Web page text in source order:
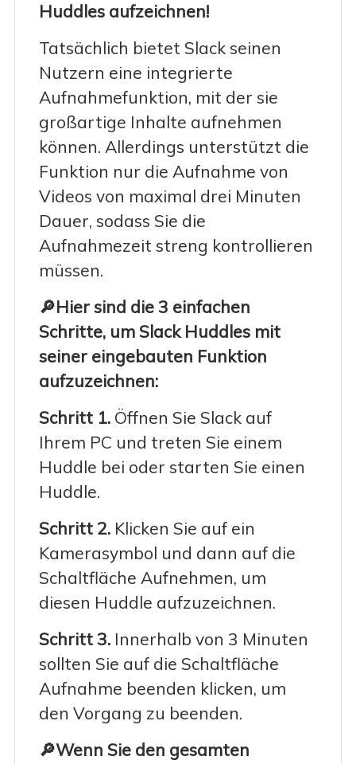
Huddles aufzeichnen!
Tatsächlich bietet Slack seinen
Nutzern eine integrierte
Aufnahmefunktion, mit der sie
großartige Inhalte aufnehmen
können. Allerdings unterstützt die
Funktion nur die Aufnahme von
Videos von maximal drei Minuten
Dauer, sodass Sie die
Aufnahmezeit streng kontrollieren
müssen.
🔎Hier sind die 3 einfachen
Schritte, um Slack Huddles mit
seiner eingebauten Funktion
aufzuzeichnen:
Schritt 1.Öffnen Sie Slack auf
Ihrem PC und treten Sie einem
Huddle bei oder starten Sie einen
Huddle.
Schritt 2. Klicken Sie auf ein
Kamerasymbol und dann auf die
Schaltfläche Aufnehmen, um
diesen Huddle aufzuzeichnen.
Schritt 3. Innerhalb von 3 Minuten
sollten Sie auf die Schaltfläche
Aufnahme beenden klicken, um
den Vorgang zu beenden.
🔎Wenn Sie den gesamten